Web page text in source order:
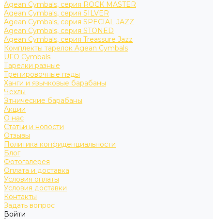
Agean Cymbals, серия ROCK MASTER
Agean Cymbals, серия SILVER
Agean Cymbals, серия SPECIAL JAZZ
Agean Cymbals, серия STONED
Agean Cymbals, серия Treassure Jazz
Комплекты тарелок Agean Cymbals
UFO Cymbals
Тарелки разные
Тренировочные пэды
Ханги и язычковые барабаны
Чехлы
Этнические барабаны
Акции
О нас
Статьи и новости
Отзывы
Политика конфиденциальности
Блог
Фотогалерея
Оплата и доставка
Условия оплаты
Условия доставки
Контакты
Задать вопрос
Войти